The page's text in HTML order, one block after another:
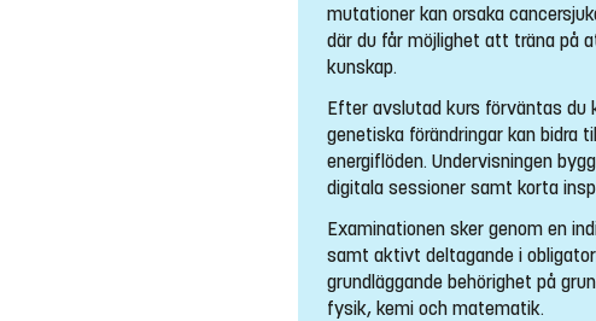
mutationer kan orsaka
där du får möjlighet att träna på
kunskap.
Efter avslutad kurs förväntas du
genetiska förändringar kan bidra
energiflöden. Undervisningen
digitala sessioner samt korta
Examinationen sker genom en
samt aktivt deltagande i
grundläggande behörighet på
fysik, kemi och matematik.